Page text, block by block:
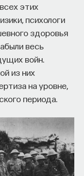
этих
психологи
здоровья
весь
войн.
из них
на уровне,
периода.